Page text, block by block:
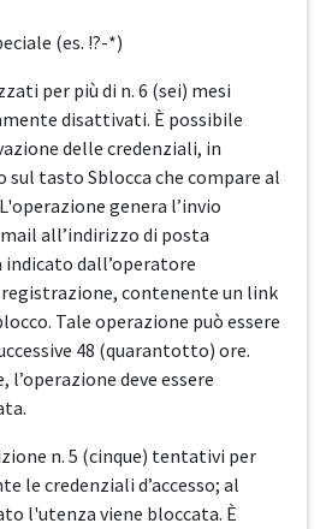
(es. !?-*)
per più di n. 6 (sei) mesi
disattivati. È possibile
delle credenziali, in
sul tasto Sblocca che compare al
genera l’invio
all’indirizzo di posta
dall’operatore
contenente un link
Tale operazione può essere
48 (quarantotto) ore.
deve essere
n. 5 (cinque) tentativi per
le credenziali d’accesso; al
l'utenza viene bloccata. È